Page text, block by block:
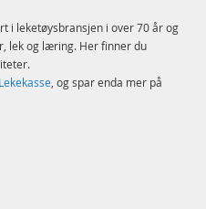
i leketøysbransjen i over 70 år og
lek og læring. Her finner du
, og spar enda mer på